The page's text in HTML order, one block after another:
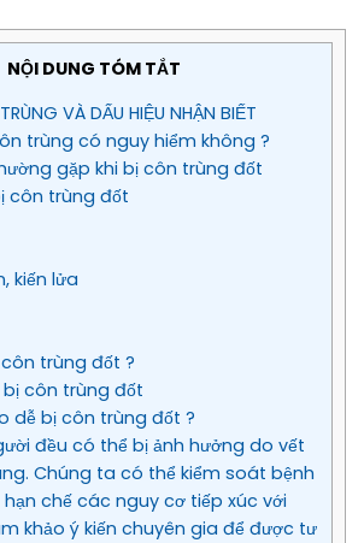
NỘI DUNG TÓM TẮT
VÀ DẤU HIỆU NHẬN BIẾT
trùng có nguy hiểm không ?
gặp khi bị côn trùng đốt
côn trùng đốt
kiến lửa
côn trùng đốt ?
bị côn trùng đốt
dễ bị côn trùng đốt ?
đều có thể bị ảnh hưởng do vết
Chúng ta có thể kiểm soát bệnh
chế các nguy cơ tiếp xúc với
khảo ý kiến chuyên gia để được tư